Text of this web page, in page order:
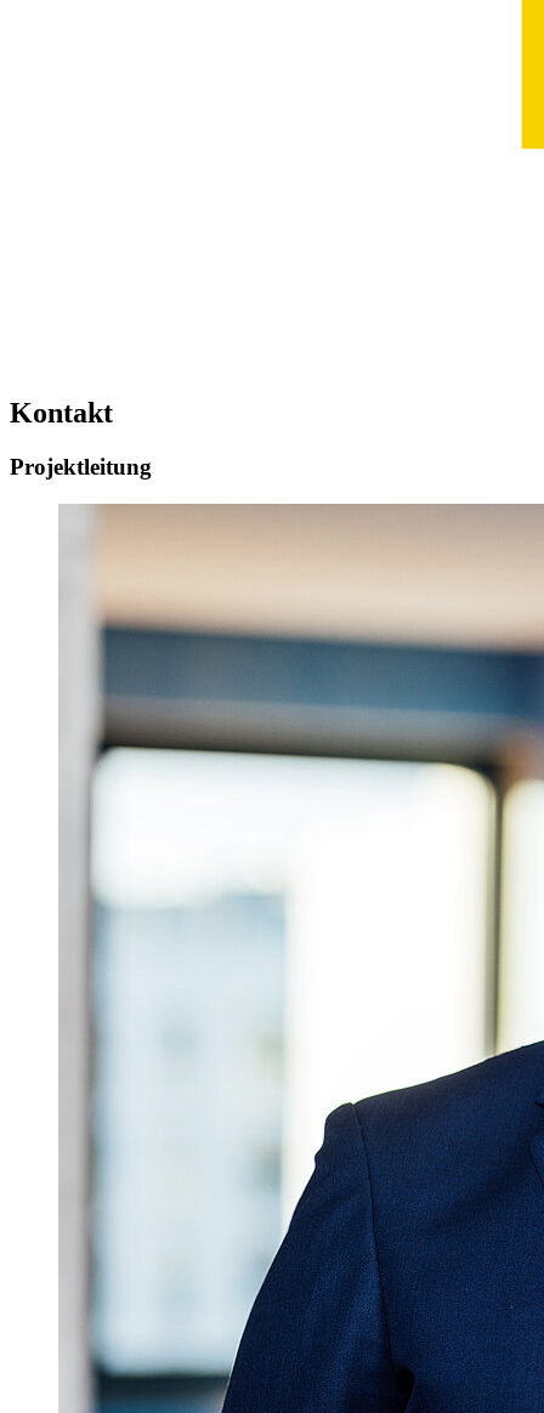
Kontakt
Projektleitung